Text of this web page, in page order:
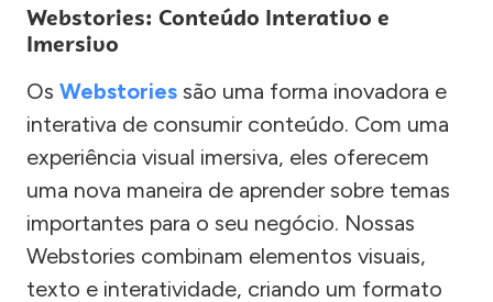
Webstories: Conteúdo Interativo e
Imersivo
Os Webstories são uma forma inovadora e
interativa de consumir conteúdo. Com uma
experiência visual imersiva, eles oferecem
uma nova maneira de aprender sobre temas
importantes para o seu negócio. Nossas
Webstories combinam elementos visuais,
texto e interatividade, criando um formato